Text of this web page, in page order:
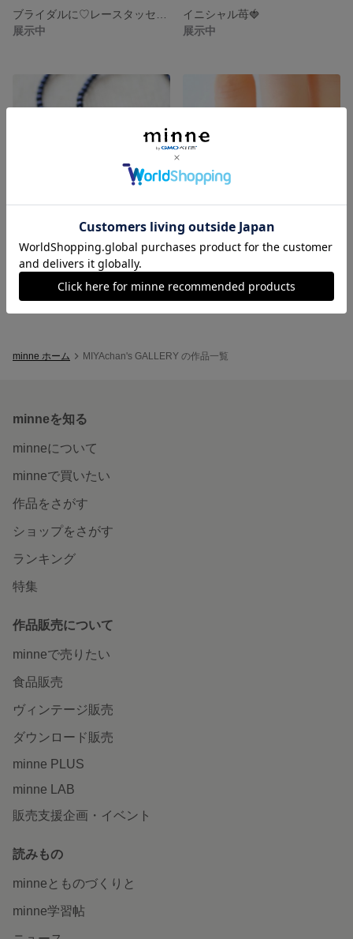
展示中
イニシャル苺🍓
展示中
ペアにも♡イニシャルブレスレット♫
展示中
ゆらゆら♫パールリング
minne ホーム MIYAchan's GALLERY の作品一覧
minneを知る
minneについて
minneで買いたい
作品をさがす
ショップをさがす
ランキング
特集
作品販売について
minneで売りたい
食品販売
ヴィンテージ販売
ダウンロード販売
minne PLUS
minne LAB
販売支援企画・イベント
読みもの
minneとものづくりと
minne学習帖